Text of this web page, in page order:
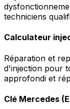
techniciens
Calculateur
Réparation et
d'injection pour
approfondi et
Clé Mercedes